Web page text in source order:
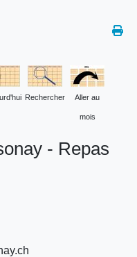
Rechercher Aller au
mois
- Repas